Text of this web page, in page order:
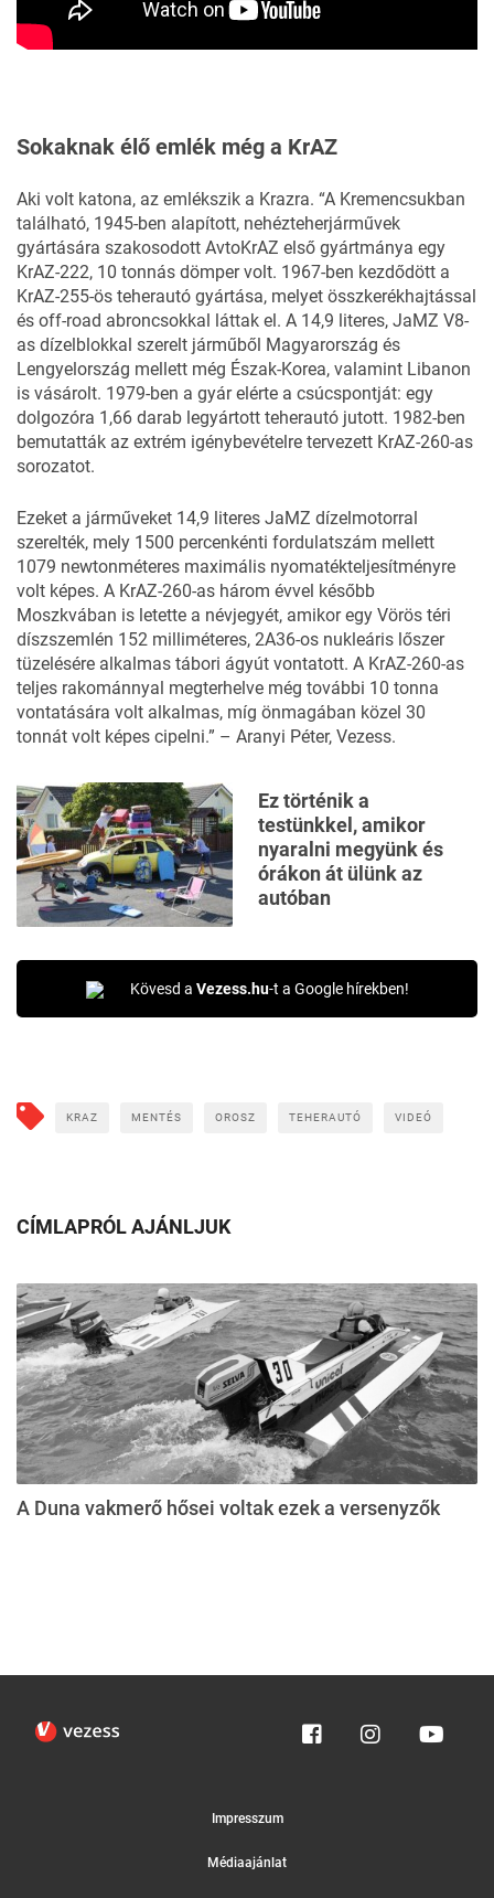
Sokaknak élő emlék még a KrAZ
Aki volt katona, az emlékszik a Krazra. “A Kremencsukban
található, 1945-ben alapított, nehézteherjárművek
gyártására szakosodott AvtoKrAZ első gyártmánya egy
KrAZ-222, 10 tonnás dömper volt. 1967-ben kezdődött a
KrAZ-255-ös teherautó gyártása, melyet összkerékhajtással
és off-road abroncsokkal láttak el. A 14,9 literes, JaMZ V8-
as dízelblokkal szerelt járműből Magyarország és
Lengyelország mellett még Észak-Korea, valamint Libanon
is vásárolt. 1979-ben a gyár elérte a csúcspontját: egy
dolgozóra 1,66 darab legyártott teherautó jutott. 1982-ben
bemutatták az extrém igénybevételre tervezett KrAZ-260-as
sorozatot.
Ezeket a járműveket 14,9 literes JaMZ dízelmotorral
szerelték, mely 1500 percenkénti fordulatszám mellett
1079 newtonméteres maximális nyomatékteljesítményre
volt képes. A KrAZ-260-as három évvel később
Moszkvában is letette a névjegyét, amikor egy Vörös téri
díszszemlén 152 milliméteres, 2A36-os nukleáris lőszer
tüzelésére alkalmas tábori ágyút vontatott. A KrAZ-260-as
teljes rakománnyal megterhelve még további 10 tonna
vontatására volt alkalmas, míg önmagában közel 30
tonnát volt képes cipelni.” – Aranyi Péter, Vezess.
Ez történik a
testünkkel, amikor
nyaralni megyünk és
órákon át ülünk az
autóban
Kövesd a Vezess.hu-t a Google hírekben!
KRAZ MENTÉS OROSZ TEHERAUTÓ VIDEÓ
CÍMLAPRÓL AJÁNLJUK
A Duna vakmerő hősei voltak ezek a versenyzők
Impresszum
Médiaajánlat